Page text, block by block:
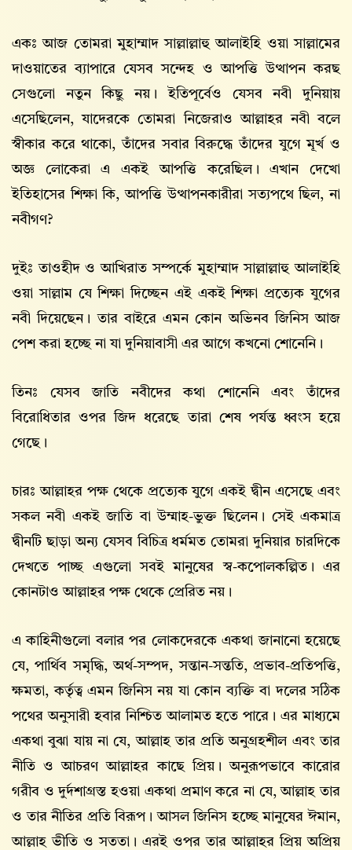
একঃ আজ তোমরা মুহাম্মাদ সাল্লাল্লাহু আলাইহি ওয়া সাল্লামের
দাওয়াতের ব্যাপারে যেসব সন্দেহ ও আপত্তি উত্থাপন করছ
সেগুলো নতুন কিছু নয়। ইতিপূর্বেও যেসব নবী দুনিয়ায়
এসেছিলেন, যাদেরকে তোমরা নিজেরাও আল্লাহর নবী বলে
স্বীকার করে থাকো, তাঁদের সবার বিরুদ্ধে তাঁদের যুগে মূর্খ ও
অজ্ঞ লোকেরা এ একই আপত্তি করেছিল। এখান দেখো
ইতিহাসের শিক্ষা কি, আপত্তি উত্থাপনকারীরা সত্যপথে ছিল, না
নবীগণ?
দুইঃ তাওহীদ ও আখিরাত সম্পর্কে মুহাম্মাদ সাল্লাল্লাহু আলাইহি
ওয়া সাল্লাম যে শিক্ষা দিচ্ছেন এই একই শিক্ষা প্রত্যেক যুগের
নবী দিয়েছেন। তার বাইরে এমন কোন অভিনব জিনিস আজ
পেশ করা হচ্ছে না যা দুনিয়াবাসী এর আগে কখনো শোনেনি।
তিনঃ যেসব জাতি নবীদের কথা শোনেনি এবং তাঁদের
বিরোধিতার ওপর জিদ ধরেছে তারা শেষ পর্যন্ত ধ্বংস হয়ে
গেছে।
চারঃ আল্লাহর পক্ষ থেকে প্রত্যেক যুগে একই দ্বীন এসেছে এবং
সকল নবী একই জাতি বা উম্মাহ-ভুক্ত ছিলেন। সেই একমাত্র
দ্বীনটি ছাড়া অন্য যেসব বিচিত্র ধর্মমত তোমরা দুনিয়ার চারদিকে
দেখতে পাচ্ছ এগুলো সবই মানুষের স্ব-কপোলকল্পিত। এর
কোনটাও আল্লাহর পক্ষ থেকে প্রেরিত নয়।
এ কাহিনীগুলো বলার পর লোকদেরকে একথা জানানো হয়েছে
যে, পার্থিব সমৃদ্ধি, অর্থ-সম্পদ, সন্তান-সন্ততি, প্রভাব-প্রতিপত্তি,
ক্ষমতা, কর্তৃত্ব এমন জিনিস নয় যা কোন ব্যক্তি বা দলের সঠিক
পথের অনুসারী হবার নিশ্চিত আলামত হতে পারে। এর মাধ্যমে
একথা বুঝা যায় না যে, আল্লাহ তার প্রতি অনুগ্রহশীল এবং তার
নীতি ও আচরণ আল্লাহর কাছে প্রিয়। অনুরূপভাবে কারোর
গরীব ও দুর্দশাগ্রস্ত হওয়া একথা প্রমাণ করে না যে, আল্লাহ তার
ও তার নীতির প্রতি বিরূপ। আসল জিনিস হচ্ছে মানুষের ঈমান,
আল্লাহ ভীতি ও সততা। এরই ওপর তার আল্লাহর প্রিয় অপ্রিয়